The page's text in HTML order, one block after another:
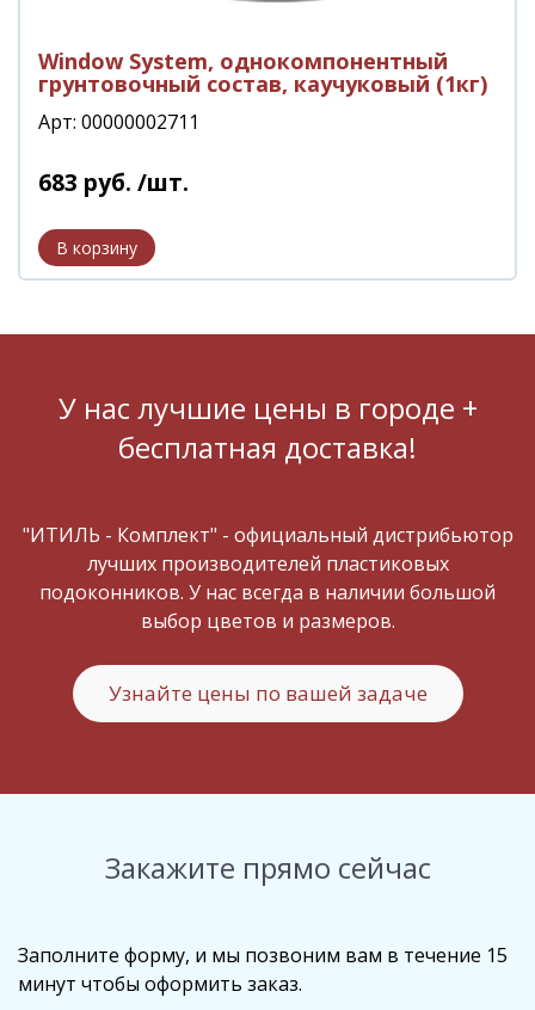
Window System, однокомпонентный
грунтовочный состав, каучуковый (1кг)
Арт: 00000002711
683 руб. /шт.
У нас лучшие цены в городе +
бесплатная доставка!
"ИТИЛЬ - Комплект" - официальный дистрибьютор
лучших производителей пластиковых
подоконников. У нас всегда в наличии большой
выбор цветов и размеров.
Узнайте цены по вашей задаче
Закажите прямо сейчас
Заполните форму, и мы позвоним вам в течение 15
минут чтобы оформить заказ.